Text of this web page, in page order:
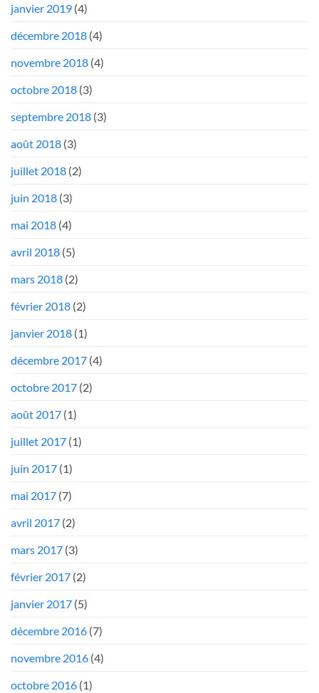
janvier 2019 (4)
décembre 2018 (4)
novembre 2018 (4)
octobre 2018 (3)
septembre 2018 (3)
août 2018 (3)
juillet 2018 (2)
juin 2018 (3)
mai 2018 (4)
avril 2018 (5)
mars 2018 (2)
février 2018 (2)
janvier 2018 (1)
décembre 2017 (4)
octobre 2017 (2)
août 2017 (1)
juillet 2017 (1)
juin 2017 (1)
mai 2017 (7)
avril 2017 (2)
mars 2017 (3)
février 2017 (2)
janvier 2017 (5)
décembre 2016 (7)
novembre 2016 (4)
octobre 2016 (1)